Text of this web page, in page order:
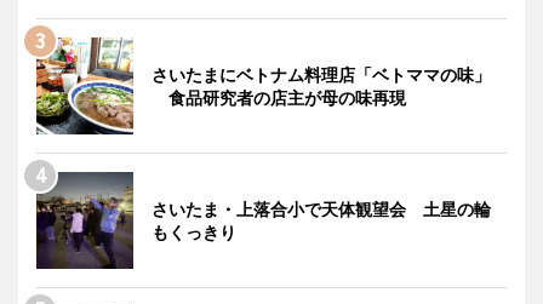
さいたまにベトナム料理店「ベトママの味」
食品研究者の店主が母の味再現
さいたま・上落合小で天体観望会 土星の輪
もくっきり